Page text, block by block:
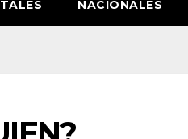
NACIONALES